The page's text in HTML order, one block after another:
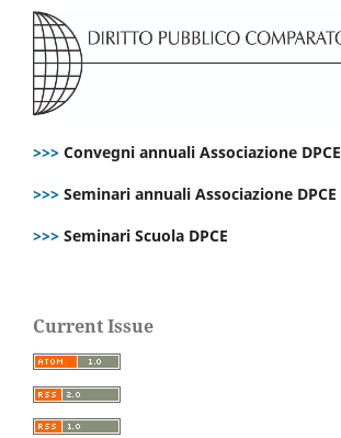
>>> Convegni annuali Associazione DPCE
>>> Seminari annuali Associazione DPCE
>>> Seminari Scuola DPCE
Current Issue